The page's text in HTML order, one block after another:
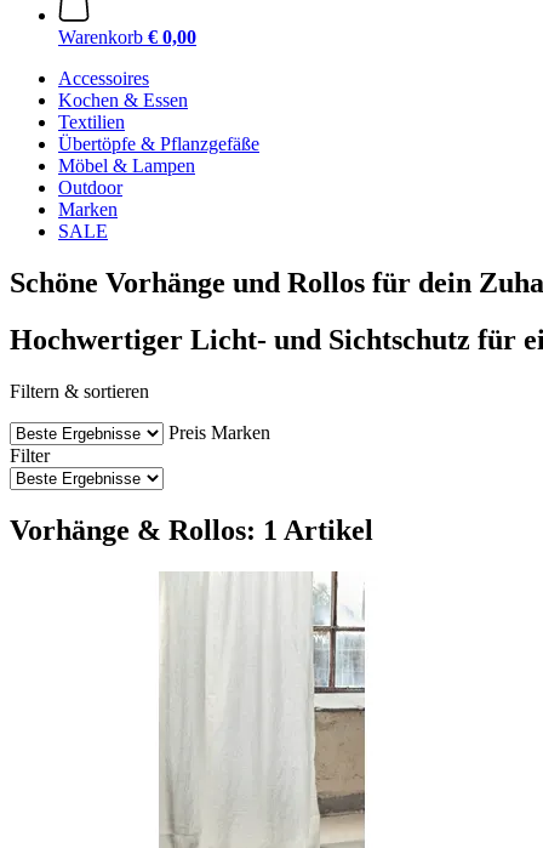
Warenkorb € 0,00
Accessoires
Kochen & Essen
Textilien
Übertöpfe & Pflanzgefäße
Möbel & Lampen
Outdoor
Marken
SALE
Schöne Vorhänge und Rollos für dein
Hochwertiger Licht- und Sichtschutz für
Filtern & sortieren
Preis Marken
Filter
Vorhänge & Rollos: 1 Artikel